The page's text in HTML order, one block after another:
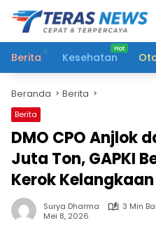
Langsung
konten
Berita
Kesehatan
Beranda Berita
Berita
DMO CPO Anjlok
Juta Ton, GAPKI
Kerok
Surya Dharma
3 Min
Mei 8, 2026